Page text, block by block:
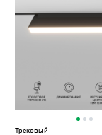
Трековый